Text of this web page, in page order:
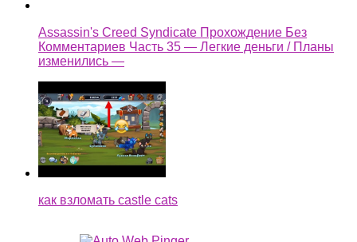
Assassin's Creed Syndicate Прохождение Без
Комментариев Часть 35 — Легкие деньги / Планы
изменились —
как взломать castle cats